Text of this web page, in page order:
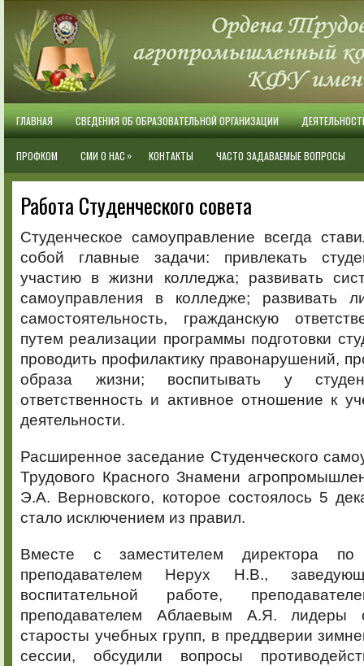
ГЛАВНАЯ СВЕДЕНИЯ ОБ ОБРАЗОВАТЕЛЬНОЙ ОРГАНИЗАЦИИ
ПРОФКОМ СМИ О НАС » КОНТАКТЫ ЧАСТО ЗАДАВАЕМЫЕ ВОПРОСЫ
Работа Студенческого совета
Студенческое самоуправление всегда
собой главные задачи: привлекать
участию в жизни колледжа; развивать
самоуправления в колледже; развивать
самостоятельность, гражданскую
путем реализации программы подготовки
проводить профилактику правонарушений,
образа жизни; воспитывать у
ответственность и активное отношение к
деятельности.
Расширенное заседание Студенческого
Трудового Красного Знамени
Э.А. Верновского, которое состоялось 5
стало исключением из правил.
Вместе с заместителем директора по
преподавателем Нерух Н.В.,
воспитательной работе,
преподавателем Аблаевым А.Я. лидеры
старосты учебных групп, в преддверии
сессии, обсудили вопросы